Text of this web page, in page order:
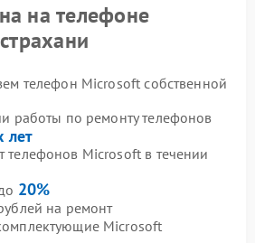
на телефоне
телефон Microsoft собственной
работы по ремонту телефонов
лет
Microsoft в течении
20%
на ремонт
Microsoft